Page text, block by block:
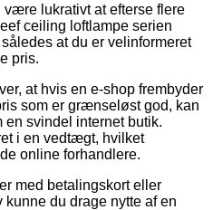
lukrativt at efterse flere
ceiling loftlampe serien
at du er velinformeret
pris.
at hvis en e-shop frembyder
som er grænseløst god, kan
svindel internet butik.
i en vedtægt, hvilket
online forhandlere.
med betalingskort eller
du drage nytte af en